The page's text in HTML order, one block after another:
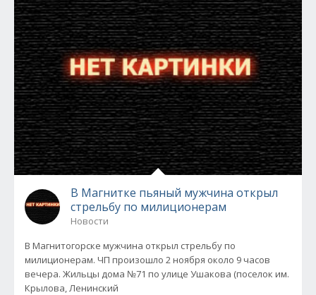
В Магнитке пьяный мужчина открыл
стрельбу по милиционерам
Новости
В Магнитогорске мужчина открыл стрельбу по
милиционерам. ЧП произошло 2 ноября около 9 часов
вечера. Жильцы дома №71 по улице Ушакова (поселок им.
Крылова, Ленинский